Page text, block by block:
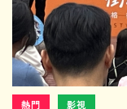
熱門 影視